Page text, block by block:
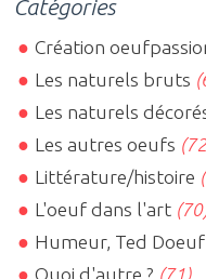
Catégories
Création
Les naturels bruts
Les naturels
Les autres oeufs
Littérature/histoire
L'oeuf dans l'art
Humeur, Ted Doeuf
Quoi d'autre ? (71)